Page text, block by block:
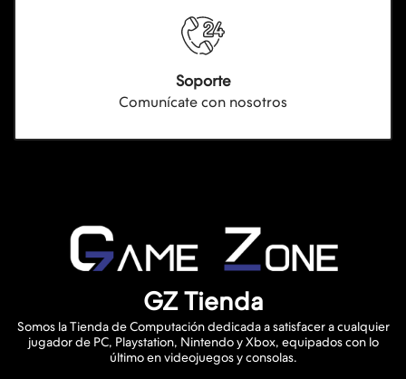
Soporte
Comunícate con nosotros
GZ Tienda
Somos la Tienda de Computación dedicada a satisfacer a cualquier
jugador de PC, Playstation, Nintendo y Xbox, equipados con lo
último en videojuegos y consolas.